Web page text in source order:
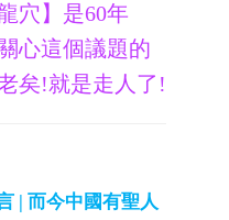
穴】是60年
心這個議題的
矣!就是走人了!
| 而今中國有聖人